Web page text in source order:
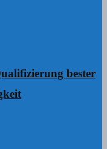
bester